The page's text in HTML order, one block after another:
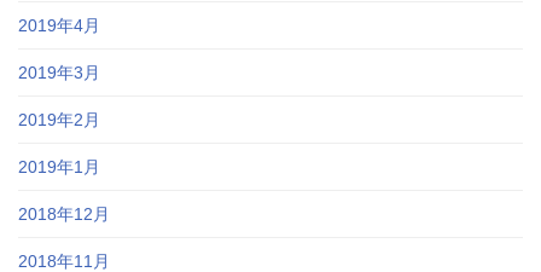
2019年4月
2019年3月
2019年2月
2019年1月
2018年12月
2018年11月